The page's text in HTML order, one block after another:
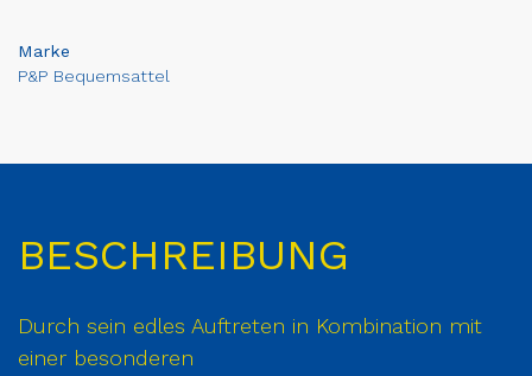
Marke
P&P Bequemsattel
BESCHREIBUNG
Durch sein edles Auftreten in Kombination mit
einer besonderen